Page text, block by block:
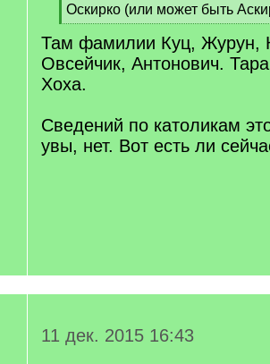
[
q
]
Оскирко (или может быть
[
/
q
]
Там фамилии Куц, Журун,
Овсейчик, Антонович.
Хоха.
Сведений по католикам
увы, нет. Вот есть ли
11 дек. 2015 16:43